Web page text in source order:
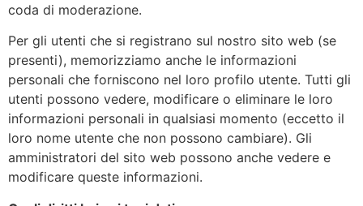
coda di moderazione.
Per gli utenti che si registrano sul nostro sito web (se
presenti), memorizziamo anche le informazioni
personali che forniscono nel loro profilo utente. Tutti gli
utenti possono vedere, modificare o eliminare le loro
informazioni personali in qualsiasi momento (eccetto il
loro nome utente che non possono cambiare). Gli
amministratori del sito web possono anche vedere e
modificare queste informazioni.